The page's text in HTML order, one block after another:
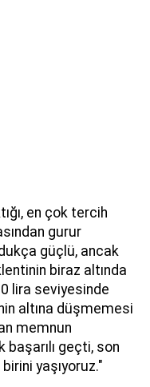
en çok tercih
gurur
güçlü, ancak
biraz altında
lira seviyesinde
altına düşmemesi
memnun
geçti, son
yaşıyoruz."